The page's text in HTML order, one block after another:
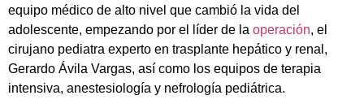
equipo médico de alto nivel que cambió la vida del
adolescente, empezando por el líder de la operación, el
cirujano pediatra experto en trasplante hepático y renal,
Gerardo Ávila Vargas, así como los equipos de terapia
intensiva, anestesiología y nefrología pediátrica.